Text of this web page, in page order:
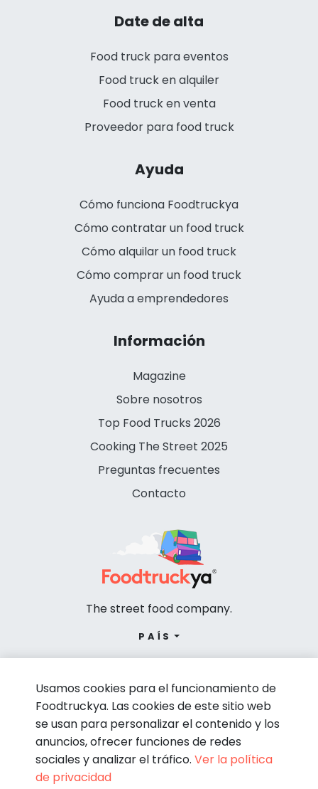
Date de alta
Food truck para eventos
Food truck en alquiler
Food truck en venta
Proveedor para food truck
Ayuda
Cómo funciona Foodtruckya
Cómo contratar un food truck
Cómo alquilar un food truck
Cómo comprar un food truck
Ayuda a emprendedores
Información
Magazine
Sobre nosotros
Top Food Trucks 2026
Cooking The Street 2025
Preguntas frecuentes
Contacto
The street food company.
PAÍS
© Foodtruckya 2026
Usamos cookies para el funcionamiento de
Foodtruckya. Las cookies de este sitio web
se usan para personalizar el contenido y los
anuncios, ofrecer funciones de redes
sociales y analizar el tráfico. Ver la política
de privacidad